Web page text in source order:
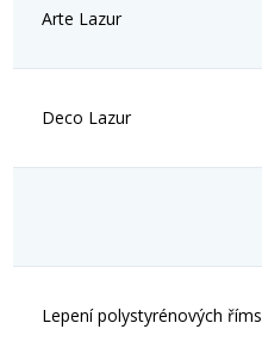
Arte Lazur
Deco Lazur
Lepení polystyrénových říms